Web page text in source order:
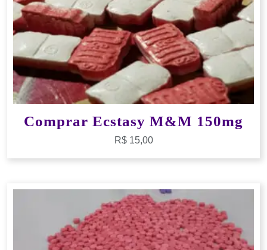
Comprar Ecstasy M&M 150mg
R$15,00